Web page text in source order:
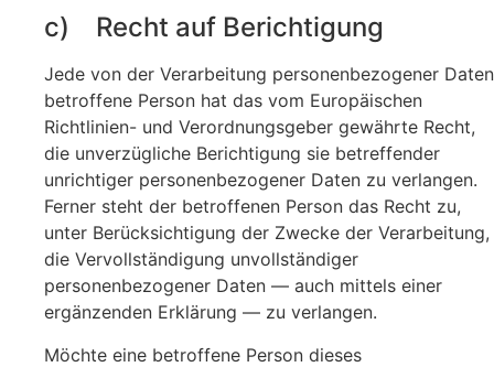
c) Recht auf Berichtigung
Jede von der Verarbeitung personenbezogener Daten
betroffene Person hat das vom Europäischen
Richtlinien- und Verordnungsgeber gewährte Recht,
die unverzügliche Berichtigung sie betreffender
unrichtiger personenbezogener Daten zu verlangen.
Ferner steht der betroffenen Person das Recht zu,
unter Berücksichtigung der Zwecke der Verarbeitung,
die Vervollständigung unvollständiger
personenbezogener Daten — auch mittels einer
ergänzenden Erklärung — zu verlangen.
Möchte eine betroffene Person dieses